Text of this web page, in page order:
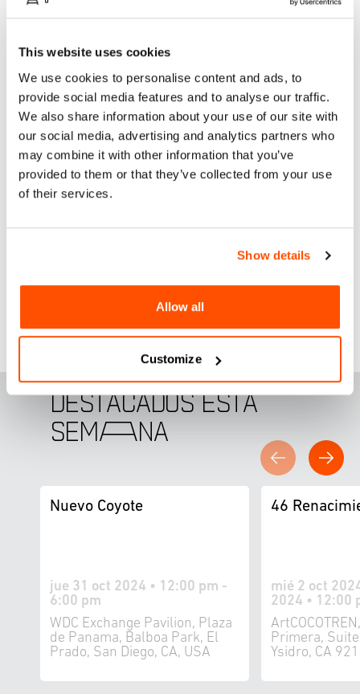
This website uses cookies
We use cookies to personalise content and ads, to
provide social media features and to analyse our traffic.
We also share information about your use of our site with
our social media, advertising and analytics partners who
may combine it with other information that you’ve
provided to them or that they’ve collected from your use
of their services.
Show details
Allow all
Customize
Comunidad
Esta reunión de un día reunirá a 200 estudiantes de
preparatoria y maestros de preparatoria de San Diego y
Tijuana para explorar asuntos internacionales y diplomacia
mientras se desarrollan relaciones binacionales y se activa
nuestra próxima generación de líderes globales. Los
estudiantes asistirán a sesiones dirigidas por líderes locales
y globales y participarán en una simulación de diplomacia
binacional. Los profesores obtendrán herramientas y
DESTACADOS ESTA
SEMANA
Nuevo Coyote
jue 31 oct 2024 • 12:00 pm -
6:00 pm
WDC Exchange Pavilion, Plaza
de Panama, Balboa Park, El
Prado, San Diego, CA, USA
46
mié 2 oct
2024 • 12:00
Primera,
Ysidro, CA